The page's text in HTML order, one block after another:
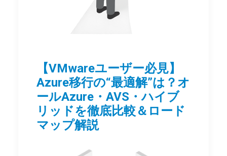
【VMwareユーザー必見】
Azure移行の“最適解”は？オ
ールAzure・AVS・ハイブ
リッドを徹底比較＆ロード
マップ解説